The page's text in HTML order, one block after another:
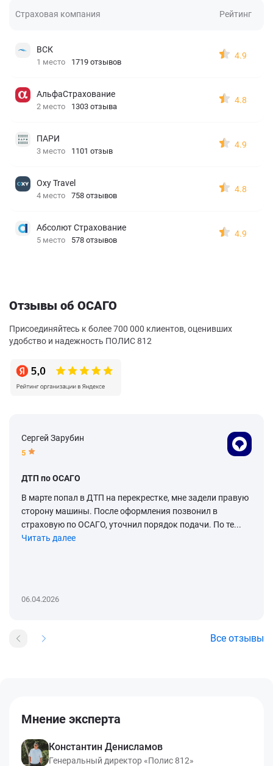
Страховая компания Рейтинг
ВСК
1 место 1719 отзывов
4.9
АльфаСтрахование
2 место 1303 отзыва
4.8
ПАРИ
3 место 1101 отзыв
4.9
Oxy Travel
4 место 758 отзывов
4.8
Абсолют Страхование
5 место 578 отзывов
4.9
Отзывы об ОСАГО
Присоединяйтесь к более 700 000 клиентов, оценивших
удобство и надежность ПОЛИС 812
Сергей Зарубин
5
ДТП по ОСАГО
В марте попал в ДТП на перекрестке, мне задели правую
сторону машины. После оформления позвонил в
страховую по ОСАГО, уточнил порядок подачи. По те...
Читать далее
06.04.2026
Все отзывы
Мнение эксперта
Константин Денисламов
Генеральный директор «Полис 812»